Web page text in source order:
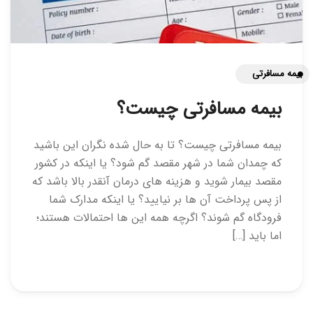
بیمه مسافرتی
بیمه مسافرتی چیست؟
بیمه مسافرتی چیست؟ تا به حال شده نگران این باشید
که چمدان شما در شهر مقصد گم شود؟ یا اینکه در کشور
مقصد بیمار شوید و هزینه های درمان آنقدر بالا باشد که
از پس پرداخت آن ها بر نیایید؟ یا اینکه مدارک شما
فرودگاه گم شوند؟ اگرچه همه این ها احتمالات هستند؛
اما باید […]